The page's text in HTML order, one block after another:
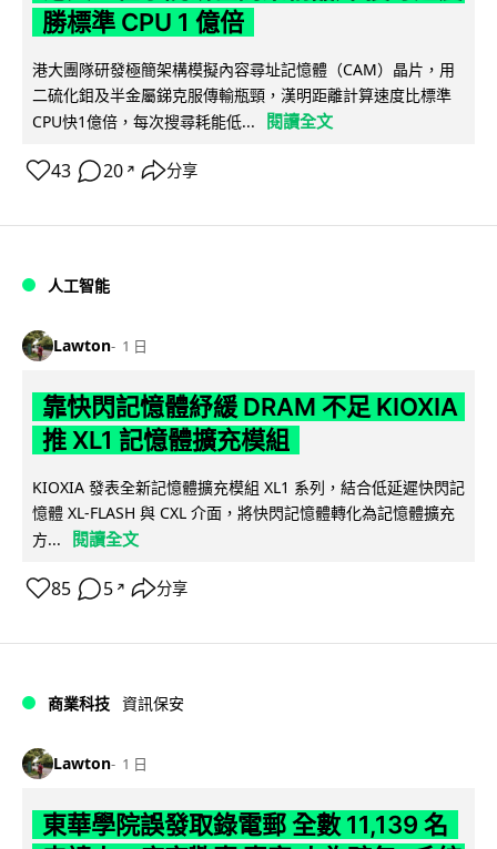
勝標準 CPU 1 億倍
港大團隊研發極簡架構模擬內容尋址記憶體（CAM）晶片，用
二硫化鉬及半金屬銻克服傳輸瓶頸，漢明距離計算速度比標準
CPU快1億倍，每次搜尋耗能低...
閱讀全文
43 20 ↗ 分享
人工智能
Lawton 1 日
靠快閃記憶體紓緩 DRAM 不足 KIOXIA
推 XL1 記憶體擴充模組
KIOXIA 發表全新記憶體擴充模組 XL1 系列，結合低延遲快閃記
憶體 XL-FLASH 與 CXL 介面，將快閃記憶體轉化為記憶體擴充
方...
閱讀全文
85 5 ↗ 分享
商業科技 資訊保安
Lawton 1 日
東華學院誤發取錄電郵 全數 11,139 名